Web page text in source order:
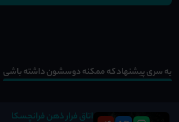
یه سری پیشنهاد که ممکنه دوسشون داشته باشی
اتاق فرار ذهن فرانچسکا